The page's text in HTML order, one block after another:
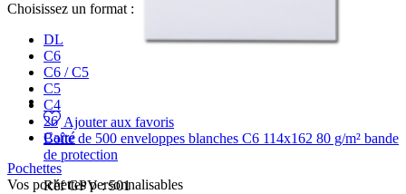
Choisissez un format :
DL
C6
C6 / C5
C5
C4
26
Carré
Pochettes
Vos pochettes personnalisables
Ajouter aux favoris
Boîte de 500 enveloppes blanches C6 114x162 80 g/m² bande
de protection
Réf GPV :501